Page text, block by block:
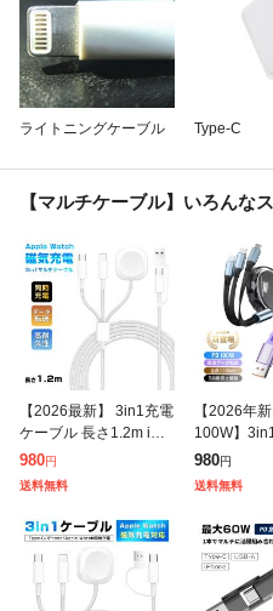
ライトニングケーブル Type-C
【マルチケーブル】いろんな
【2026最新】 3in1充電
ケーブル 長さ1.2m iwat
chとiphoneを同時に充
電 ワイヤレス充電器 ap
980円
送料無料
【2026年
100W】
ブル 長さ
microUSB
980円
送料無料